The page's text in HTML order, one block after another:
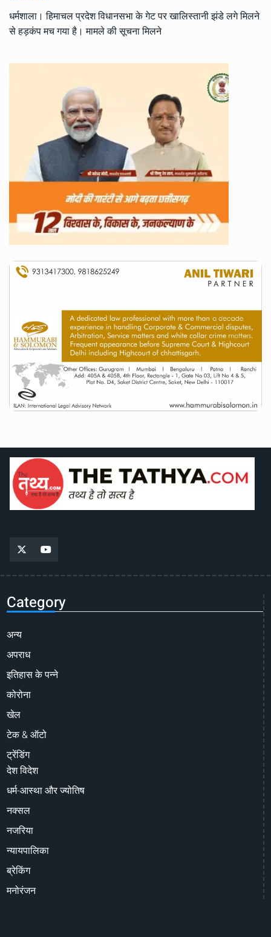
धर्मशाला। हिमाचल प्रदेश विधानसभा के गेट पर खालिस्तानी झंडे लगे मिलने
से हड़कंप मच गया है। मामले की सूचना मिलने
Category
अन्य
अपराध
इतिहास के पन्ने
कोरोना
खेल
टेक & ऑटो
ट्रेंडिंग
देश विदेश
धर्म-आस्था और ज्योतिष
नक्सल
नजरिया
न्यायपालिका
ब्रेकिंग
मनोरंजन